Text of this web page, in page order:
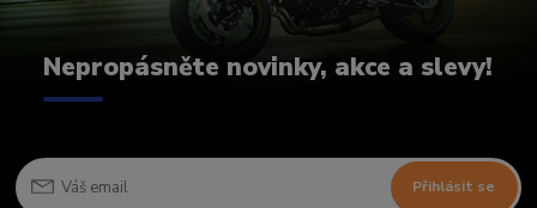
Nepropásněte novinky, akce a slevy!
Přihlásit se